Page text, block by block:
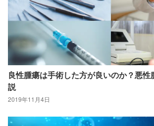
良性腫瘍は手術した方が良いのか？悪
説
2019年11月4日